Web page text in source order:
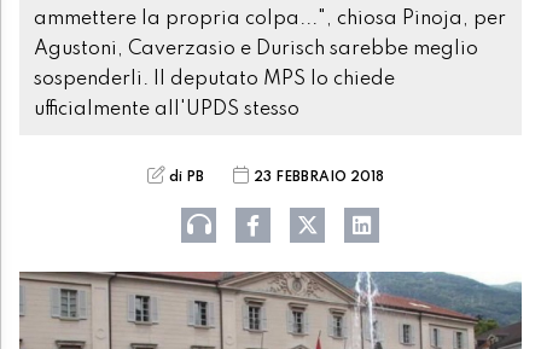
ammettere la propria colpa...", chiosa Pinoja, per
Agustoni, Caverzasio e Durisch sarebbe meglio
sospenderli. Il deputato MPS lo chiede
ufficialmente all'UPDS stesso
di PB 23 FEBBRAIO 2018